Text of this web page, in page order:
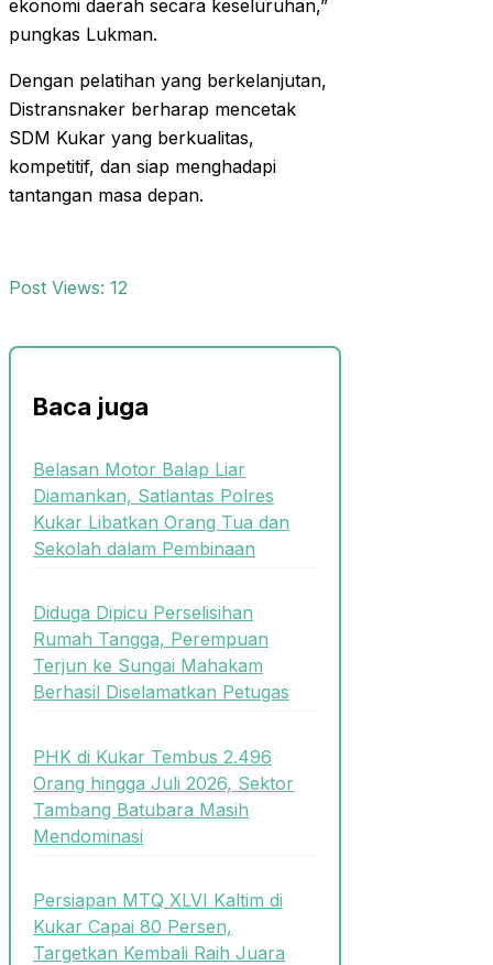
ekonomi daerah secara keseluruhan,”
pungkas Lukman.
Dengan pelatihan yang berkelanjutan,
Distransnaker berharap mencetak
SDM Kukar yang berkualitas,
kompetitif, dan siap menghadapi
tantangan masa depan.
Post Views: 12
Baca juga
Belasan Motor Balap Liar
Diamankan, Satlantas Polres
Kukar Libatkan Orang Tua dan
Sekolah dalam Pembinaan
Diduga Dipicu Perselisihan
Rumah Tangga, Perempuan
Terjun ke Sungai Mahakam
Berhasil Diselamatkan Petugas
PHK di Kukar Tembus 2.496
Orang hingga Juli 2026, Sektor
Tambang Batubara Masih
Mendominasi
Persiapan MTQ XLVI Kaltim di
Kukar Capai 80 Persen,
Targetkan Kembali Raih Juara